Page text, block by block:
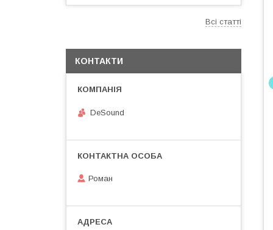
Всі статті
КОНТАКТИ
DeSound
Роман